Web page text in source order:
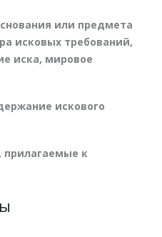
или предмета
исковых требований,
иска, мировое
искового
прилагаемые к